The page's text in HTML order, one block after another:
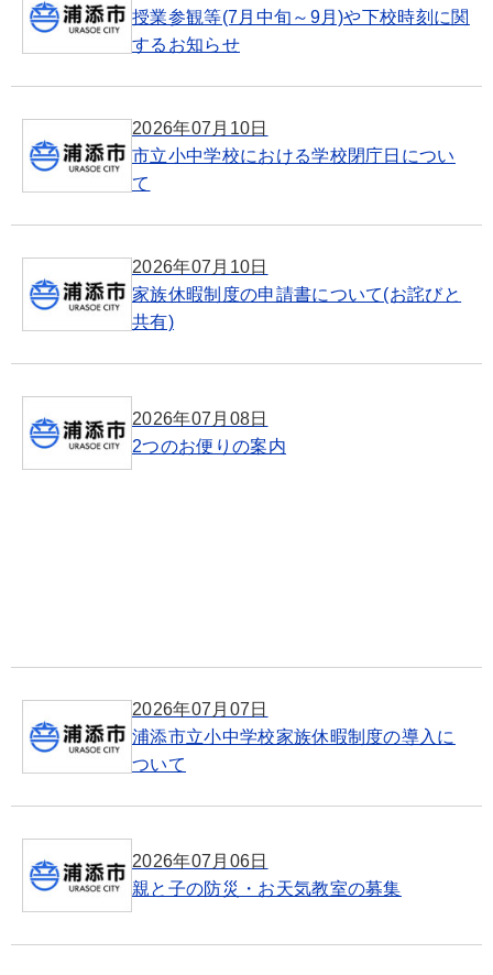
授業参観等(7月中旬～9月)や下校時刻に関
するお知らせ
2026年07月10日
市立小中学校における学校閉庁日につい
て
2026年07月10日
家族休暇制度の申請書について(お詫びと
共有)
2026年07月08日
2つのお便りの案内
2026年07月07日
浦添市立小中学校家族休暇制度の導入に
ついて
2026年07月06日
親と子の防災・お天気教室の募集